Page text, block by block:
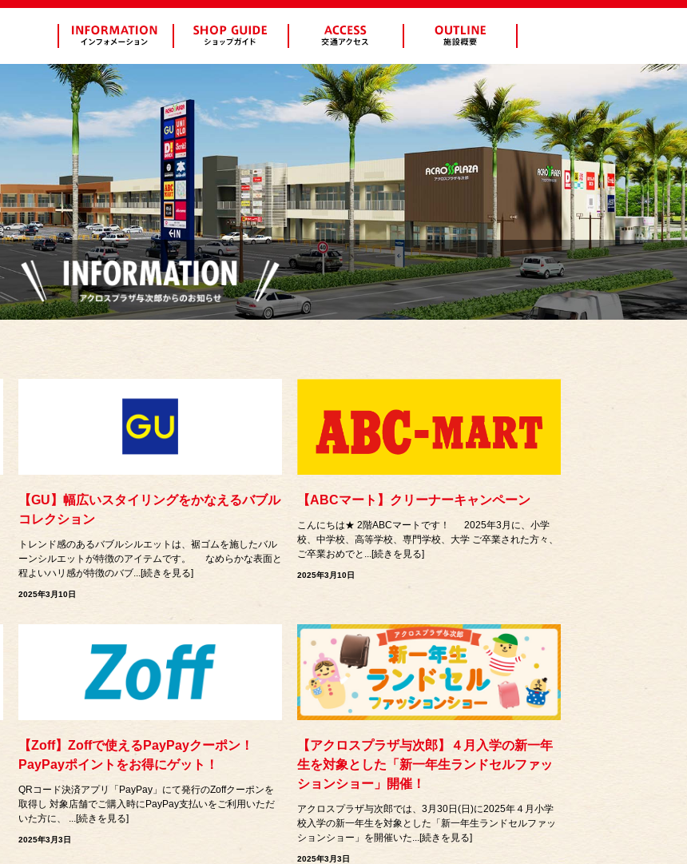
【GU】幅広いスタイリングをかなえるバブル
コレクション
トレンド感のあるバブルシルエットは、裾ゴムを施したバル
ーンシルエットが特徴のアイテムです。 なめらかな表面と
程よいハリ感が特徴のバブ...[続きを見る]
2025年3月10日
【ABCマート】クリーナーキャンペーン
こんにちは★ 2階ABCマートです！ 2025年3月に、小学
校、中学校、高等学校、専門学校、大学 ご卒業された方々、
ご卒業おめでと...[続きを見る]
2025年3月10日
【Zoff】Zoffで使えるPayPayクーポン！
PayPayポイントをお得にゲット！
QRコード決済アプリ「PayPay」にて発行のZoffクーポンを
取得し 対象店舗でご購入時にPayPay支払いをご利用いただ
いた方に、 ...[続きを見る]
2025年3月3日
【アクロスプラザ与次郎】４月入学の新一年
生を対象とした「新一年生ランドセルファッ
ションショー」開催！
アクロスプラザ与次郎では、3月30日(日)に2025年４月小学
校入学の新一年生を対象とした「新一年生ランドセルファッ
ションショー」を開催いた...[続きを見る]
2025年3月3日